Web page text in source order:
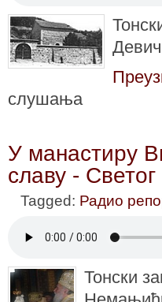
слушања
У манастиру
славу -
Tagged: Радио
Тонски